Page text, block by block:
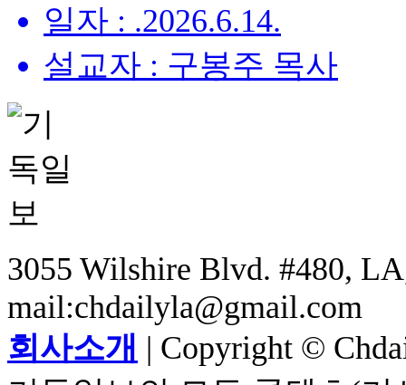
일자 : .2026.6.14.
설교자 : 구봉주 목사
3055 Wilshire Blvd. #480,
mail:chdailyla@gmail.com
회사소개 | Copyright ©